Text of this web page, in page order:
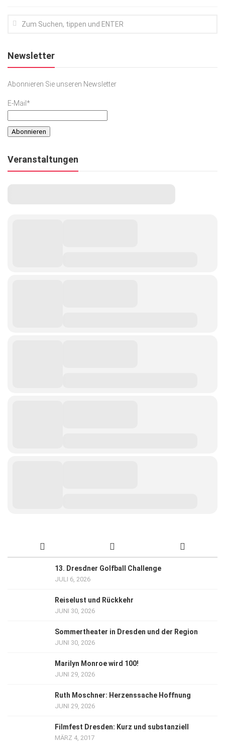
Newsletter
Abonnieren Sie unseren Newsletter
E-Mail*
Veranstaltungen
13. Dresdner Golfball Challenge
JULI 6, 2026
Reiselust und Rückkehr
JUNI 30, 2026
Sommertheater in Dresden und der Region
JUNI 30, 2026
Marilyn Monroe wird 100!
JUNI 29, 2026
Ruth Moschner: Herzenssache Hoffnung
JUNI 29, 2026
Filmfest Dresden: Kurz und substanziell
MÄRZ 4, 2017